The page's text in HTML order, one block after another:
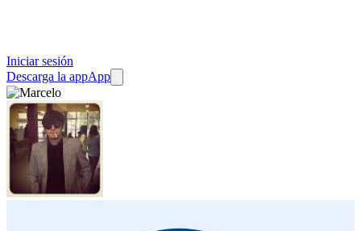
Iniciar sesión
Descarga la appApp